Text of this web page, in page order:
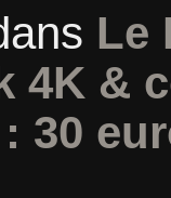
Le
4K &
30